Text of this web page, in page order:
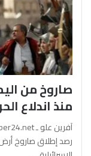
صاروخ من
منذ اندلاع
رصد إطلاق صاروخ